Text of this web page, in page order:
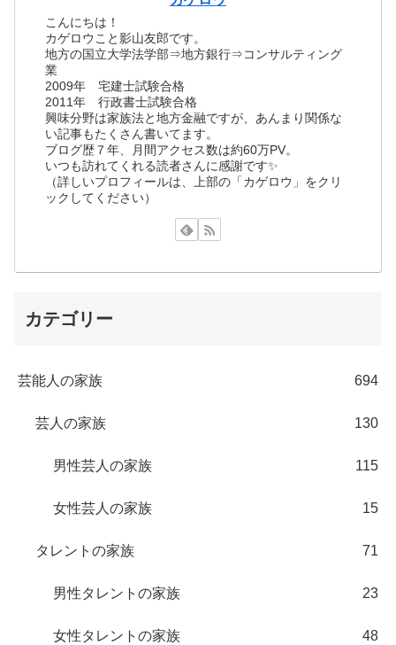
こんにちは！
カゲロウこと影山友郎です。
地方の国立大学法学部⇒地方銀行⇒コンサルティング
業
2009年 宅建士試験合格
2011年 行政書士試験合格
興味分野は家族法と地方金融ですが、あんまり関係な
い記事もたくさん書いてます。
ブログ歴７年、月間アクセス数は約60万PV。
いつも訪れてくれる読者さんに感謝です✨
（詳しいプロフィールは、上部の「カゲロウ」をクリ
ックしてください）
カテゴリー
芸能人の家族 694
芸人の家族 130
男性芸人の家族 115
女性芸人の家族 15
タレントの家族 71
男性タレントの家族 23
女性タレントの家族 48